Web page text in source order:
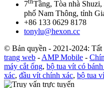
7
Tầng, Tòa nhà
phố Nam Thông, tỉnh
+86 133 0629 8178
tonylu@hexon.cc
© Bản quyền - 2021-2024: Tất
trang web - AMP Mobile -
máy cắt ống, bộ tua vít có
xác, đầu vít chính xác, bộ tua